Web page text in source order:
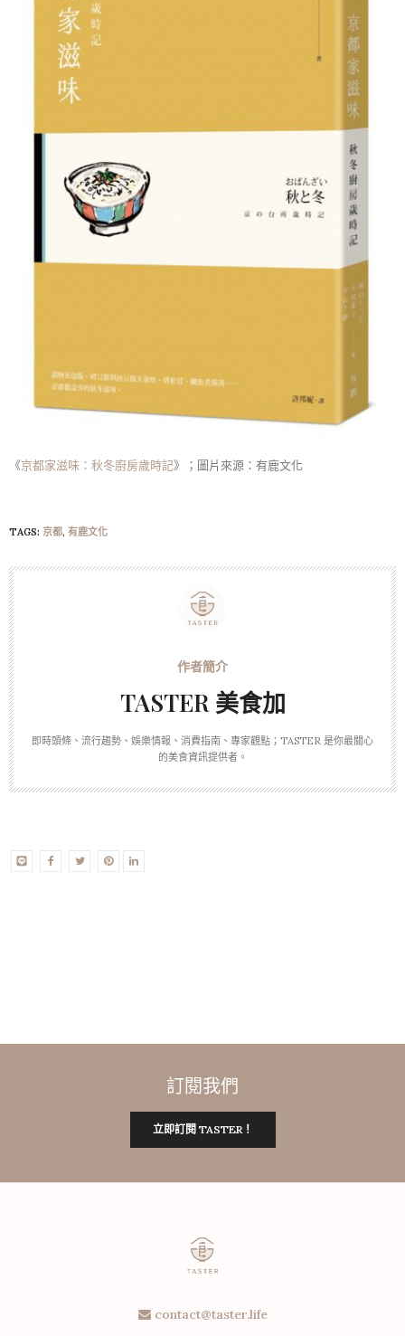
《京都家滋味：秋冬廚房歲時記》；圖片來源：有鹿文化
TAGS: 京都, 有鹿文化
TASTER 美食加
即時頭條、流行趨勢、娛樂情報、消費指南、專家觀點；TASTER 是你最關心
的美食資訊提供者。
訂閱我們
立即訂閱 TASTER！
contact@taster.life